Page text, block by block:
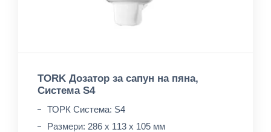
TORK Дозатор за сапун на пяна,
Система S4
ТОРК Система: S4
Размери: 286 x 113 x 105 мм